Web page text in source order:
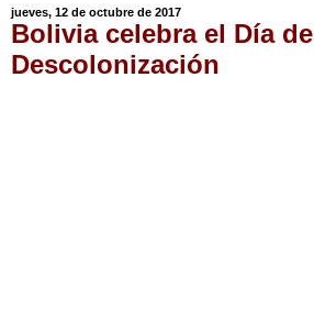
jueves, 12 de octubre de 2017
Bolivia celebra el Día
Descolonización